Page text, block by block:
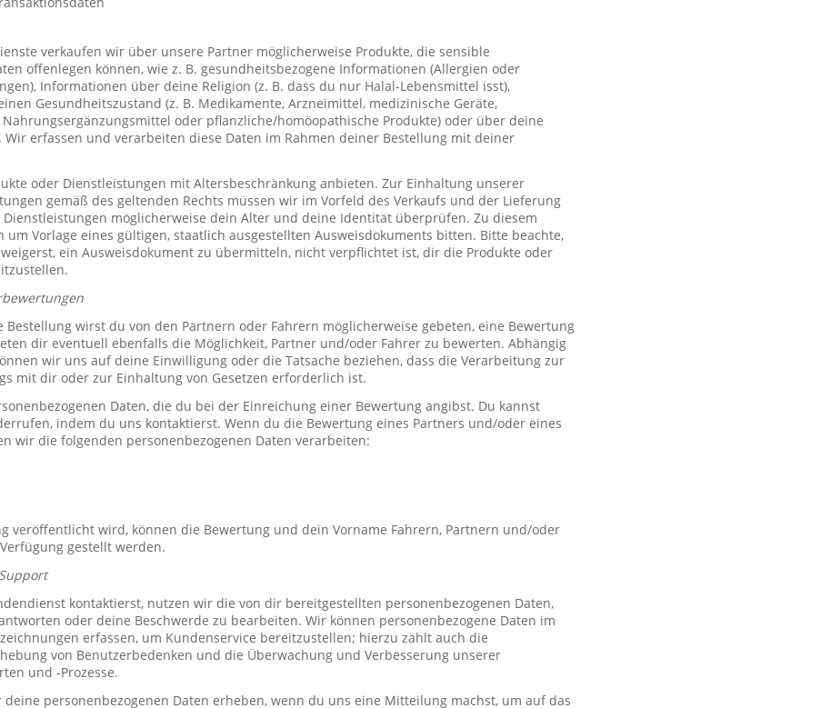
verkaufen wir über unsere Partner möglicherweise Produkte, die sensible
offenlegen können, wie z. B. gesundheitsbezogene Informationen (Allergien oder
Informationen über deine Religion (z. B. dass du nur Halal-Lebensmittel isst),
Gesundheitszustand (z. B. Medikamente, Arzneimittel, medizinische Geräte,
Nahrungsergänzungsmittel oder pflanzliche/homöopathische Produkte) oder über deine
erfassen und verarbeiten diese Daten im Rahmen deiner Bestellung mit deiner
oder Dienstleistungen mit Altersbeschränkung anbieten. Zur Einhaltung unserer
gemäß des geltenden Rechts müssen wir im Vorfeld des Verkaufs und der Lieferung
Dienstleistungen möglicherweise dein Alter und deine Identität überprüfen. Zu diesem
um Vorlage eines gültigen, staatlich ausgestellten Ausweisdokuments bitten. Bitte beachte,
weigerst, ein Ausweisdokument zu übermitteln, nicht verpflichtet ist, dir die Produkte oder
Bestellung wirst du von den Partnern oder Fahrern möglicherweise gebeten, eine Bewertung
dir eventuell ebenfalls die Möglichkeit, Partner und/oder Fahrer zu bewerten. Abhängig
wir uns auf deine Einwilligung oder die Tatsache beziehen, dass die Verarbeitung zur
mit dir oder zur Einhaltung von Gesetzen erforderlich ist.
Daten, die du bei der Einreichung einer Bewertung angibst. Du kannst
indem du uns kontaktierst. Wenn du die Bewertung eines Partners und/oder eines
wir die folgenden personenbezogenen Daten verarbeiten:
veröffentlicht wird, können die Bewertung und dein Vorname Fahrern, Partnern und/oder
gestellt werden.
kontaktierst, nutzen wir die von dir bereitgestellten personenbezogenen Daten,
oder deine Beschwerde zu bearbeiten. Wir können personenbezogene Daten im
erfassen, um Kundenservice bereitzustellen; hierzu zählt auch die
von Benutzerbedenken und die Überwachung und Verbesserung unserer
und -Prozesse.
personenbezogenen Daten erheben, wenn du uns eine Mitteilung machst, um auf das